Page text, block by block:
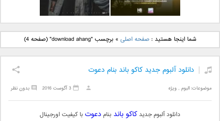
دانلود آهنگ جدید بهنام
بانی بنام قرص قمر 2
دانلود آهنگ جدید علی
یاسینی بنام دورترین نزدیک
شما اینجا هستید :صفحه اصلی »برچسب "download ahang" (صفحه 4)
دانلود آلبوم جدید کاکو باند بنام دعوت
موضوعات:البوم ,ویژه بدون نظر 3 آگوست 2016
دانلود آلبوم جدیدکاکو باند بنامدعوتبا کیفیت اورجینال